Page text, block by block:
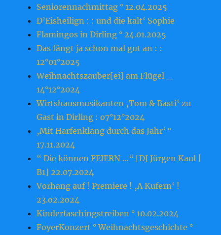
Seniorennachmittag ° 12.04.2025
D’Eisheilign : : und die kalt‘ Sophie
Flamingos in Dirling ° 24.01.2025
Das fängt ja schon mal gut an : :
12°01°2025
Weihnachtszauber[ei] am Flügel _
14°12°2024
Wirtshausmusikanten ‚Tom & Basti‘ zu
Gast in Dirling : o7°12°2024
‚Mit Harfenklang durch das Jahr‘ °
17.11.2024
“ Die können FEIERN …“ [DJ Jürgen Kaul |
B1] 22.07.2024
Vorhang auf ! Premiere ! ‚A Kufern‘ !
23.o2.2o24
Kinderfaschingstreiben ° 10.02.2024
FoyerKonzert ° Weihnachtsgeschichte °